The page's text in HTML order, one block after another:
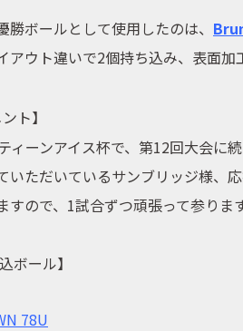
ボールとして使用したのは、
アウト違いで2個持ち込み、表面
ト】
ィーンアイス杯で、第12回大会に
いただいているサンブリッジ様、
すので、1試合ずつ頑張って参ります
ボール】
78U